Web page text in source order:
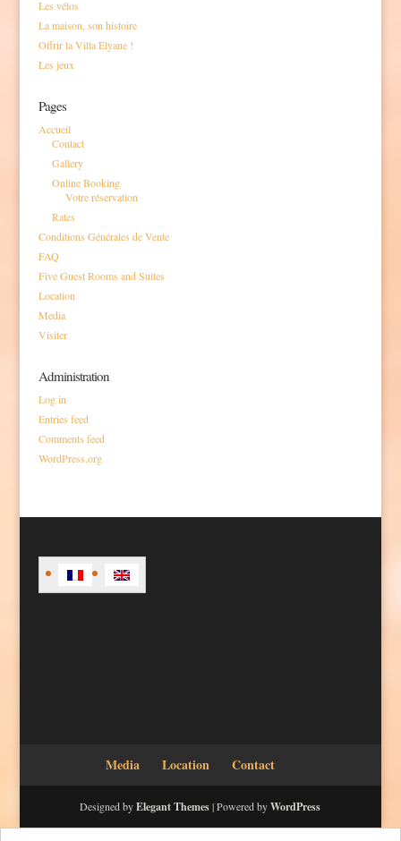
Les vélos
La maison, son histoire
Offrir la Villa Elyane !
Les jeux
Pages
Accueil
Contact
Gallery
Online Booking
Votre réservation
Rates
Conditions Générales de Vente
FAQ
Five Guest Rooms and Suites
Location
Media
Visiter
Administration
Log in
Entries feed
Comments feed
WordPress.org
Media Location Contact
Designed byElegant Themes| Powered byWordPress